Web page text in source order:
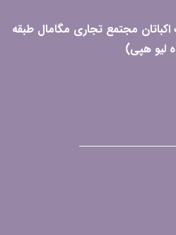
مجتمع تجاری مگامال طبقه